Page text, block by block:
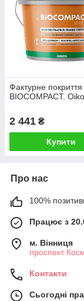
Фактурне покриття
BIOCOMPACT.
2 441 ₴
Купити
Про нас
100%
Працює з
м. Вінниця
проспект
Контакти
Сьогодні